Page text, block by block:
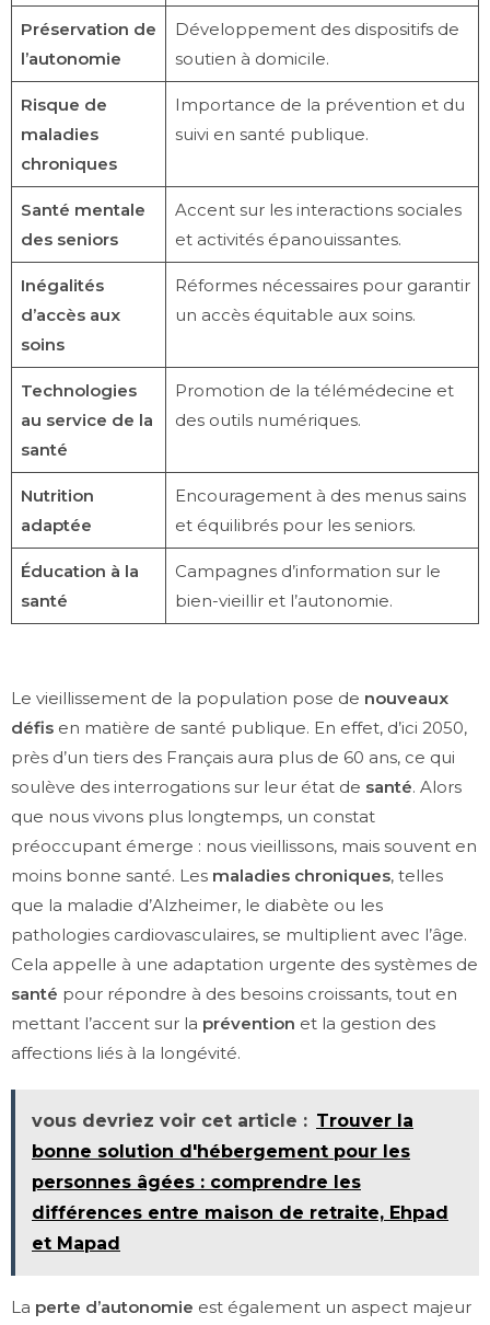
Préservation de
l’autonomie
Développement des dispositifs de
soutien à domicile.
Risque de
maladies
chroniques
Importance de la prévention et du
suivi en santé publique.
Santé mentale
des seniors
Accent sur les interactions sociales
et activités épanouissantes.
Inégalités
d’accès aux
soins
Réformes nécessaires pour garantir
un accès équitable aux soins.
Technologies
au service de la
santé
Promotion de la télémédecine et
des outils numériques.
Nutrition
adaptée
Encouragement à des menus sains
et équilibrés pour les seniors.
Éducation à la
santé
Campagnes d’information sur le
bien-vieillir et l’autonomie.
Le vieillissement de la population pose de nouveaux
défis en matière de santé publique. En effet, d’ici 2050,
près d’un tiers des Français aura plus de 60 ans, ce qui
soulève des interrogations sur leur état de santé. Alors
que nous vivons plus longtemps, un constat
préoccupant émerge : nous vieillissons, mais souvent en
moins bonne santé. Les maladies chroniques, telles
que la maladie d’Alzheimer, le diabète ou les
pathologies cardiovasculaires, se multiplient avec l’âge.
Cela appelle à une adaptation urgente des systèmes de
santé pour répondre à des besoins croissants, tout en
mettant l’accent sur la prévention et la gestion des
affections liés à la longévité.
vous devriez voir cet article : Trouver la
bonne solution d'hébergement pour les
personnes âgées : comprendre les
différences entre maison de retraite, Ehpad
et Mapad
La perte d’autonomie est également un aspect majeur